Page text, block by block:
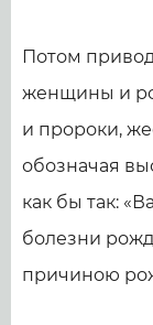
Потом
женщины и
и пророки,
обозначая
как бы так:
болезни
причиною